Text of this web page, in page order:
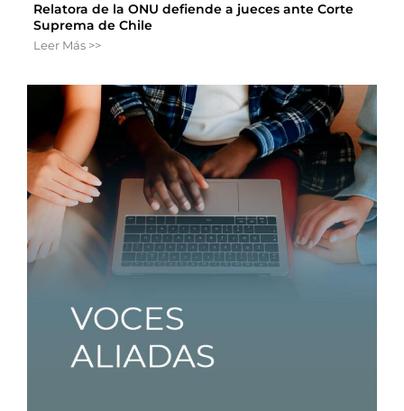
Relatora de la ONU defiende a jueces ante Corte
Suprema de Chile
Leer Más >>